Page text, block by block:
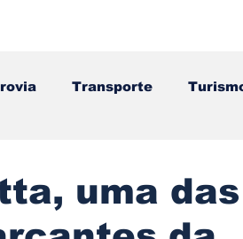
Transporte
Videojogos/
uma das